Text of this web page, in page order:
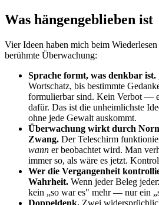
Was hängengeblieben ist
Vier Ideen haben mich beim
berühmte Überwachung:
Sprache formt, was denkbar ist.
Wortschatz, bis bestimmte
formulierbar sind. Kein Verbot —
dafür. Das ist die unheimlichste
ohne jede Gewalt auskommt.
Überwachung wirkt durch
Zwang. Der Teleschirm
wann er beobachtet wird. Man
immer so, als wäre es jetzt.
Wer die Vergangenheit
Wahrheit. Wenn jeder Beleg
kein „so war es" mehr — nur ein
Doppeldenk. Zwei